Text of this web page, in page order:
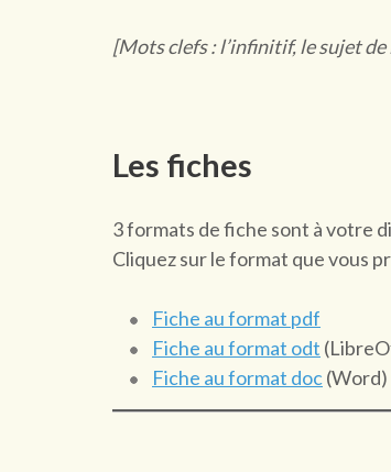
[Mots clefs : l’infinitif, le sujet
Les fiches
3 formats de fiche sont à votre
Cliquez sur le format que vous
Fiche au format pdf
Fiche au format odt
Fiche au format doc(Word)